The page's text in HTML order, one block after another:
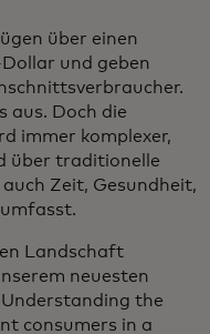
über einen
und geben
aus. Doch die
immer komplexer,
über traditionelle
Zeit, Gesundheit,
Landschaft
neuesten
the
consumers in a